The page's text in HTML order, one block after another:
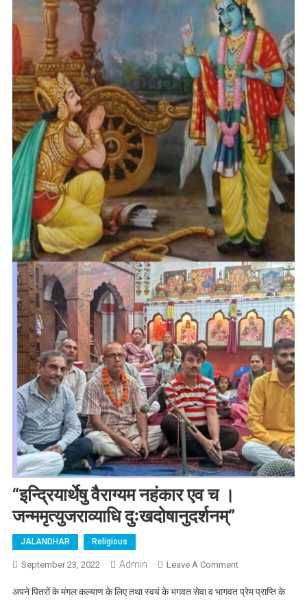
“इन्द्रियार्थेषु वैराग्यम नहंकार एव च ।
जन्ममृत्युजराव्याधि दुःखदोषानुदर्शनम्”
JALANDHAR Religious
September 23, 2022 Admin Leave A CommentOn “इन्द्रियार्थेषु
एव च ।
अपने पितरों के मंगल कल्याण के लिए तथा स्वयं के भगवत सेवा व भागवत प्रेम प्राप्ति के